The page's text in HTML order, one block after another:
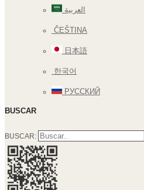
العربية
ČEŠTINA
日本語
한국어
РУССКИЙ
BUSCAR
BUSCAR: